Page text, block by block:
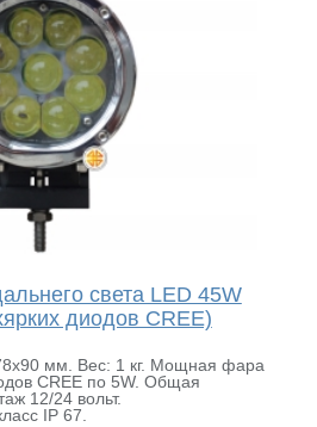
света LED 45W
диодов CREE)
мм. Вес: 1 кг. Мощная фара
CREE по 5W. Общая
12/24 вольт.
IP 67.